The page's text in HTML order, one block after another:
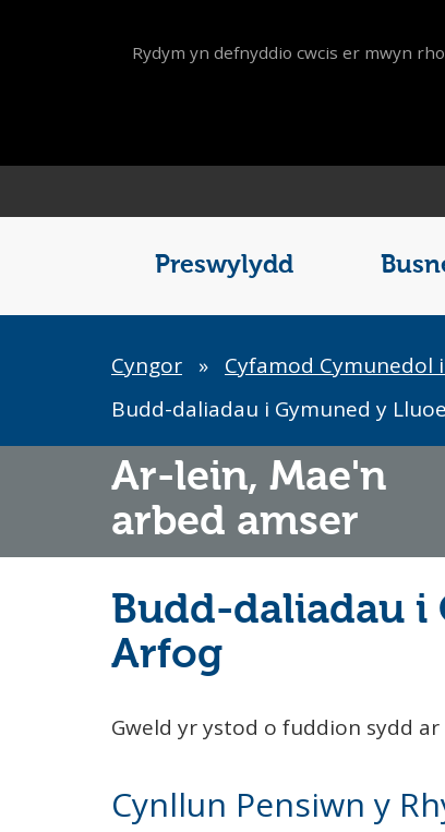
Rydym yn defnyddio cwcis er mwyn
Preswylydd
Breadcrumb
Cyngor » Cyfamod Cymunedol
Budd-daliadau i Gymuned y
Ar-lein, Mae'n
arbed amser
Budd-daliadau i
Arfog
Gweld yr ystod o fuddion sydd
Cynllun Pensiwn y